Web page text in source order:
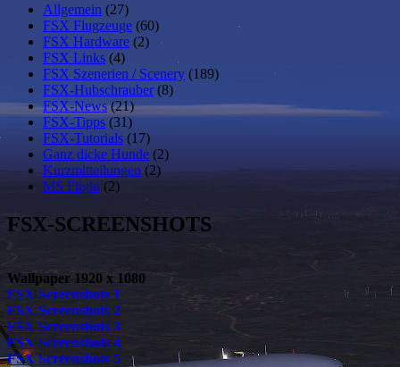
Allgemein (27)
FSX Flugzeuge (60)
FSX Hardware (2)
FSX Links (4)
FSX Szenerien / Scenery (189)
FSX-Hubschrauber (8)
FSX-News(21)
FSX-Tipps (31)
FSX-Tutorials (17)
Ganz dicke Hunde (2)
Kurzmitteilungen (2)
MS Flight (2)
FSX-SCREENSHOTS
Wallpaper 1920 x 1080
FSX Screenshots 1
FSX Screenshots 2
FSX Screenshots 3
FSX Screenshots 4
FSX Screenshots 5